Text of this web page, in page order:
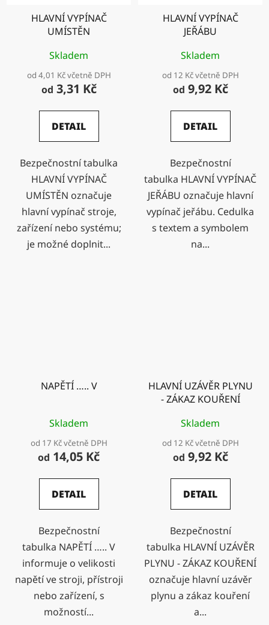
HLAVNÍ VYPÍNAČ
UMÍSTĚN
Skladem
od 4,01 Kč včetně DPH
od 3,31 Kč
DETAIL
Bezpečnostní tabulka
HLAVNÍ VYPÍNAČ
UMÍSTĚN označuje
hlavní vypínač stroje,
zařízení nebo systému;
je možné doplnit...
HLAVNÍ VYPÍNAČ
JEŘÁBU
Skladem
od 12 Kč včetně DPH
od 9,92 Kč
DETAIL
Bezpečnostní
tabulka HLAVNÍ VYPÍNAČ
JEŘÁBU označuje hlavní
vypínač jeřábu. Cedulka
s textem a symbolem
na...
NAPĚTÍ ….. V
Skladem
od 17 Kč včetně DPH
od 14,05 Kč
DETAIL
Bezpečnostní
tabulka NAPĚTÍ ….. V
informuje o velikosti
napětí ve stroji, přístroji
nebo zařízení, s
možností...
HLAVNÍ UZÁVĚR PLYNU
- ZÁKAZ KOUŘENÍ
Skladem
od 12 Kč včetně DPH
od 9,92 Kč
DETAIL
Bezpečnostní
tabulka HLAVNÍ UZÁVĚR
PLYNU - ZÁKAZ KOUŘENÍ
označuje hlavní uzávěr
plynu a zákaz kouření
a...